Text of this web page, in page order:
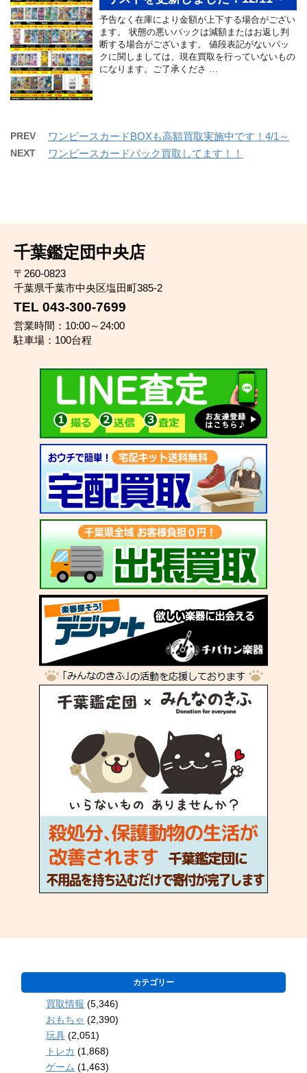
予告なく在庫により金額が上下する場合がござい
ます。 状態の悪いパックは減額またはお返し判
断する場合がございます。 値段表記がないパッ
クに関しましては、現在買取を行っていないもの
になります。ご了承くださ …
PREV ワンピースカードBOXも高額買取実施中です！4/1～
NEXT ワンピースカードパック買取してます！！
千葉鑑定団中央店
〒260-0823
千葉県千葉市中央区塩田町385-2
TEL 043-300-7699
営業時間：10:00～24:00
駐車場：100台程
カテゴリー
買取情報 (5,346)
おもちゃ (2,390)
玩具 (2,051)
トレカ (1,868)
ゲーム (1,463)